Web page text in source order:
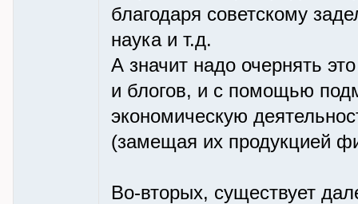
благодаря советскому
наука и т.д.
А значит надо очернять
и блогов, и с помощью
экономическую
(замещая их продукцией
Во-вторых, существует